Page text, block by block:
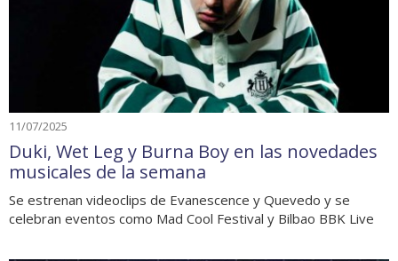
11/07/2025
Duki, Wet Leg y Burna Boy en las novedades
musicales de la semana
Se estrenan videoclips de Evanescence y Quevedo y se
celebran eventos como Mad Cool Festival y Bilbao BBK Live